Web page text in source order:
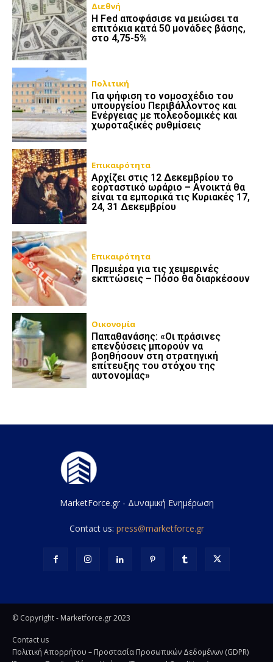
Διεθνή
Η Fed αποφάσισε να μειώσει τα
επιτόκια κατά 50 μονάδες βάσης,
στο 4,75-5%
Πολιτική
Για ψήφιση το νομοσχέδιο του
υπουργείου Περιβάλλοντος και
Ενέργειας με πολεοδομικές και
χωροταξικές ρυθμίσεις
Επικαιρότητα
Αρχίζει στις 12 Δεκεμβρίου το
εορταστικό ωράριο – Ανοικτά θα
είναι τα εμπορικά τις Κυριακές 17,
24, 31 Δεκεμβρίου
Επικαιρότητα
Πρεμιέρα για τις χειμερινές
εκπτώσεις – Πόσο θα διαρκέσουν
Οικονομία
Παπαθανάσης: «Οι πράσινες
επενδύσεις μπορούν να
βοηθήσουν στη στρατηγική
επίτευξης του στόχου της
αυτονομίας»
MarketForce.gr - Δυναμική Ενημέρωση
Contact us: press@marketforce.gr
© Copyright - Marketforce.gr 2023
Contact us
Πολιτική Απορρήτου – Προστασία Προσωπικών Δεδομένων (GDPR)